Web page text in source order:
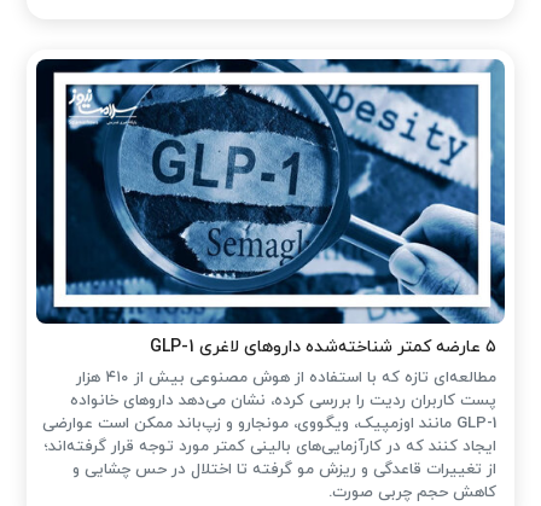
۵ عارضه کمتر شناخته‌شده داروهای لاغری GLP-1
مطالعه‌ای تازه که با استفاده از هوش مصنوعی بیش از ۴۱۰ هزار
پست کاربران ردیت را بررسی کرده، نشان می‌دهد داروهای خانواده
GLP-1 مانند اوزمپیک، ویگووی، مونجارو و زپ‌باند ممکن است عوارضی
ایجاد کنند که در کارآزمایی‌های بالینی کمتر مورد توجه قرار گرفته‌اند؛
از تغییرات قاعدگی و ریزش مو گرفته تا اختلال در حس چشایی و
کاهش حجم چربی صورت.